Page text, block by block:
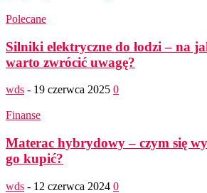
Polecane
Silniki elektryczne do łodzi – na
warto zwrócić uwagę?
wds - 19 czerwca 2025 0
Finanse
Materac hybrydowy – czym się
go kupić?
wds - 12 czerwca 2024 0